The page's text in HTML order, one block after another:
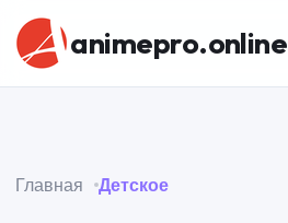
animepro.online
Главная Детское